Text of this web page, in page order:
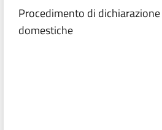
Procedimento di
domestiche